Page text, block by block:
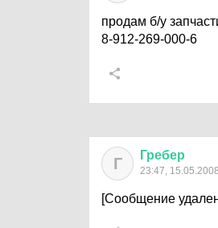
продам б/у
8-912-269-000-6
Г Гребер
23:47,
[Сообщение